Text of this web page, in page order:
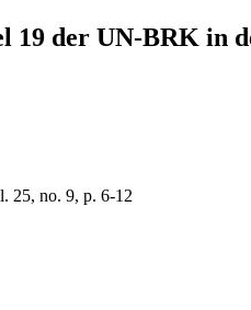
der UN-BRK in
25, no. 9, p. 6-12